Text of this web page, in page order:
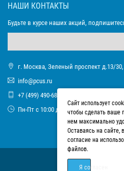
НАШИ КОНТАКТЫ
Будьте в курсе наших акций,
г. Москва, Зеленый проспект д.13/
info@pcus.ru
+7 (499) 490-68-93
Пн-Пт с 10:00 до 17:00
Сайт использует
чтобы сделать ваше
нем максимально
Оставаясь на сайте,
согласие на
файлов.
Я согласен